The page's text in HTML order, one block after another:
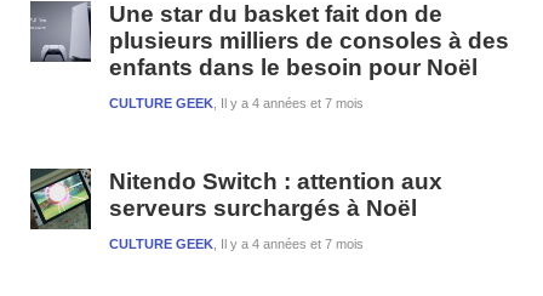
Une star du basket fait don de
plusieurs milliers de consoles à des
enfants dans le besoin pour Noël
Il y a 4 années et 7 mois
CULTURE GEEK
Nitendo Switch : attention aux
serveurs surchargés à Noël
Il y a 4 années et 7 mois
CULTURE GEEK